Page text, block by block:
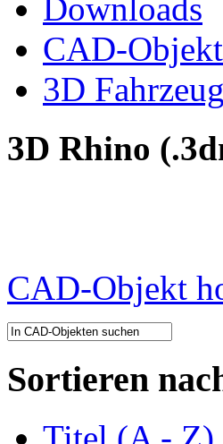
Downloads
CAD-
3D
3D Rhino
CAD-Objekt
Sortieren